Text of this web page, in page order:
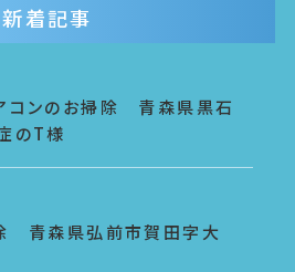
新着記事
コンのお掃除 青森県黒石
のT様
青森県弘前市賀田字大